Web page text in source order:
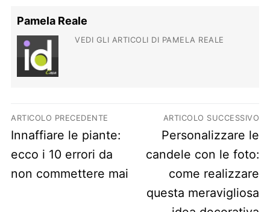
Pamela Reale
VEDI GLI ARTICOLI DI PAMELA REALE
Navigazione articoli
ARTICOLO PRECEDENTE
Previous post:
Innaffiare le piante:
ecco i 10 errori da
non commettere mai
ARTICOLO SUCCESSIVO
Next post:
Personalizzare le
candele con le foto:
come realizzare
questa meravigliosa